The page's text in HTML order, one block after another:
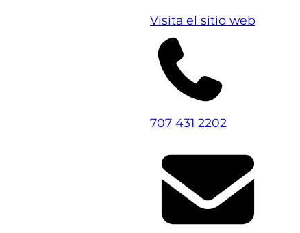
Visita el sitio web
707 431 2202